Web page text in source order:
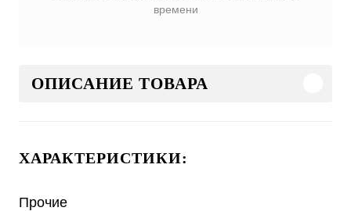
времени
ОПИСАНИЕ ТОВАРА
ХАРАКТЕРИСТИКИ:
Прочие